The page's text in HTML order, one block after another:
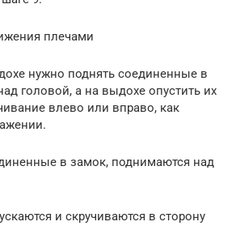
плечами
нужно поднять соединенные в
головой, а на выдохе опустить их
влево или вправо, как
в замок, поднимаются над
и скручиваются в сторону